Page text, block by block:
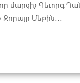
մարզիչ Գեւորգ
Մեքին...